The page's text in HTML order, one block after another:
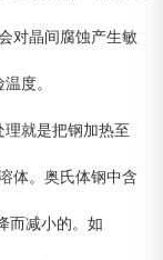
对晶间腐蚀产生敏
度。
就是把钢加热至
体。奥氏体钢中含
而减小的。如